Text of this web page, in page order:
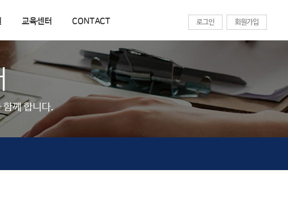
교육센터 CONTACT 로그인 회원가입
지원
실
료
교육센터
온라인 강의
기술칼럼
세미나목록
찾아오시는길
상담문의
함께 합니다.